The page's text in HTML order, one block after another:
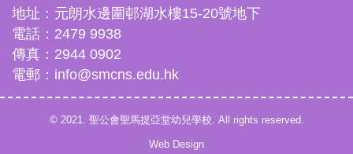
地址：元朗水邊圍邨湖水樓15-20號地下
電話：2479 9938
傳真：2944 0902
電郵：info@smcns.edu.hk
© 2021. 聖公會聖馬提亞堂幼兒學校. All rights reserved.
Web Design